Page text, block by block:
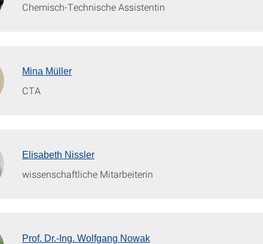
Chemisch-Technische Assistentin
Mina Müller
CTA
Elisabeth Nissler
wissenschaftliche Mitarbeiterin
Prof. Dr.-Ing. Wolfgang Nowak